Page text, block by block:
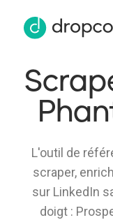
L'outil de
scraper,
sur LinkedIn
doigt :